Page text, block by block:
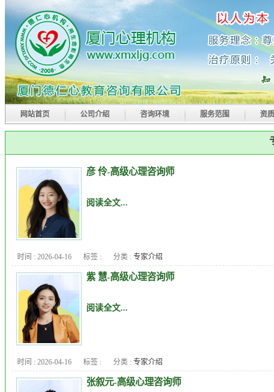
网站首页 公司介绍 咨询环境 服务范围 资
彦 伶-高级心理咨询师
阅读全文...
时间 : 2026-04-16 标签 : 分类 : 专家介绍
紫 慧-高级心理咨询师
阅读全文...
时间 : 2026-04-16 标签 : 分类 : 专家介绍
张叙元-高级心理咨询师